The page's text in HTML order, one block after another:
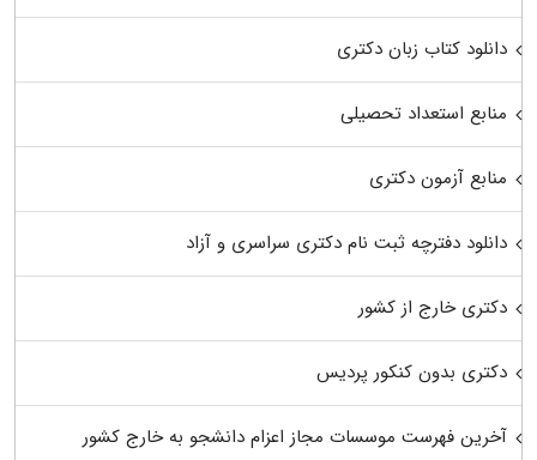
دانلود کتاب زبان دکتری
منابع استعداد تحصیلی
منابع آزمون دکتری
دانلود دفترچه ثبت نام دکتری سراسری و آزاد
دکتری خارج از کشور
دکتری بدون کنکور پردیس
آخرین فهرست موسسات مجاز اعزام دانشجو به خارج کشور